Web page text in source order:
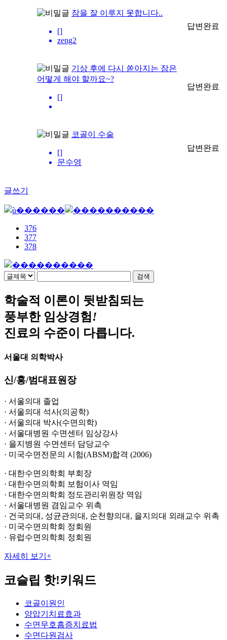
잠을 잘 이루지 못합니다..
[]
zeng2
답변완료
기상 후에 다시 쏟아지는 잠은
어떻게 해야 할까요~?
[]
답변완료
코골이 수술
[]
문수영
답변완료
글쓰기
376
377
378
학술적 이론이 뒷받침되는
풍부한 임상경험!
진료의 수준이 다릅니다.
서울대 의학박사
신/홍/범대표원장
· 서울의대 졸업
· 서울의대 석사(의공학)
· 서울의대 박사(수면의학)
· 서울대병원 수면센터 임상강사
· 을지병원 수면센터 담당교수
· 미국수면전문의 시험(ABSM)합격 (2006)
· 대한수면의학회 부회장
· 대한수면의학회 보험이사 역임
· 대한수면의학회 정도관리위원장 역임
· 서울대병원 겸임교수 위촉
· 건국의대, 성균관의대, 순천향의대, 을지의대 외래교수 위촉
· 미국수면의학회 정회원
· 유럽수면의학회 정회원
자세히 보기 +
코슬립 핫!키워드
코골이원인
양압기치료효과
수면무호흡증치료법
수면다원검사